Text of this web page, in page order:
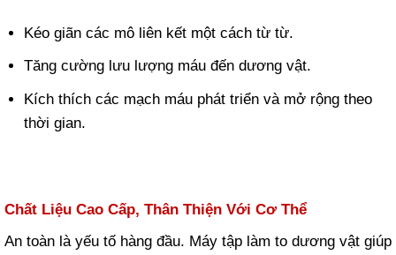
Kéo giãn các mô liên kết một cách từ từ.
Tăng cường lưu lượng máu đến dương vật.
Kích thích các mạch máu phát triển và mở rộng theo
thời gian.
Chất Liệu Cao Cấp, Thân Thiện Với Cơ Thể
An toàn là yếu tố hàng đầu. Máy tập làm to dương vật giúp